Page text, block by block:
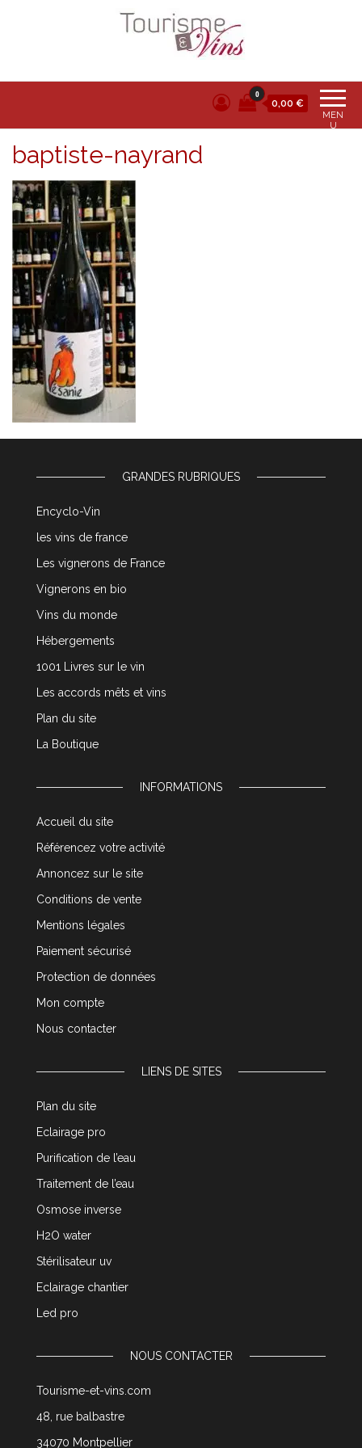
Tourisme et vins
MEN
U
0
0,00 €
baptiste-nayrand
GRANDES RUBRIQUES
Encyclo-Vin
les vins de france
Les vignerons de France
Vignerons en bio
Vins du monde
Hébergements
1001 Livres sur le vin
Les accords mêts et vins
Plan du site
La Boutique
INFORMATIONS
Accueil du site
Référencez votre activité
Annoncez sur le site
Conditions de vente
Mentions légales
Paiement sécurisé
Protection de données
Mon compte
Nous contacter
LIENS DE SITES
Plan du site
Eclairage pro
Purification de l’eau
Traitement de l’eau
Osmose inverse
H2O water
Stérilisateur uv
Eclairage chantier
Led pro
NOUS CONTACTER
Tourisme-et-vins.com
48, rue balbastre
34070 Montpellier